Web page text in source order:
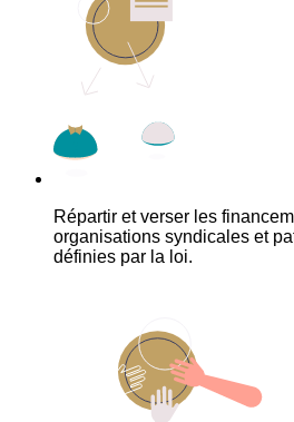
Répartir et verser les
organisations syndicales et
définies par la loi.